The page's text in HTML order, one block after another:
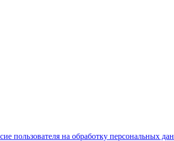
пользователя на обработку персональных